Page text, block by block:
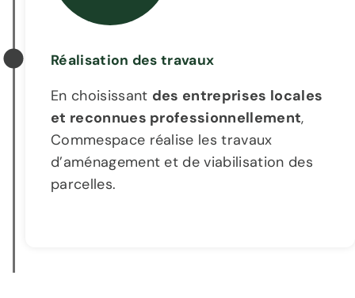
Réalisation des travaux
En choisissant des entreprises locales
et reconnues professionnellement,
Commespace réalise les travaux
d’aménagement et de viabilisation des
parcelles.